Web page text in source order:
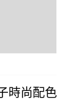
時尚配色